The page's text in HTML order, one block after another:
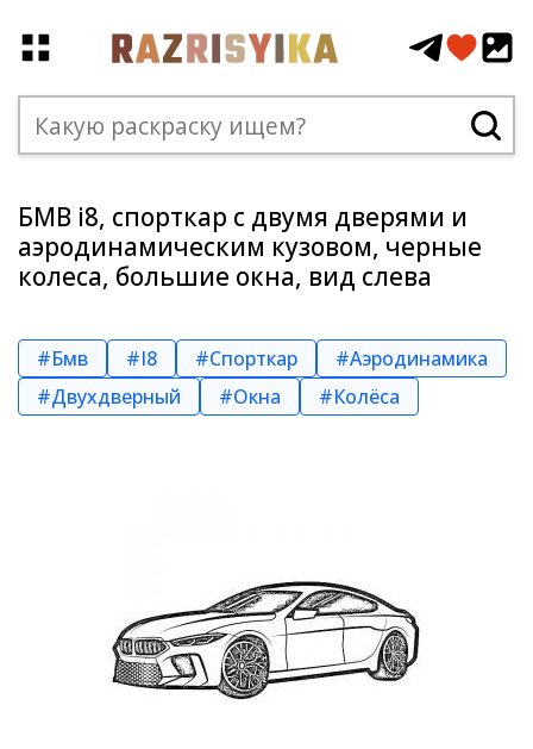
БМВ i8, спорткар с двумя дверями и
аэродинамическим кузовом, черные
колеса, большие окна, вид слева
#Бмв #I8 #Спорткар
#Аэродинамика
#Двухдверный
#Окна #Колёса